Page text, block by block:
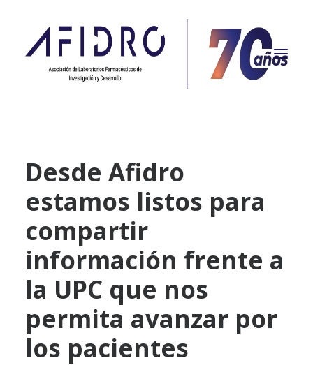
PROPÓSITO
PROYECTOS
ASOCIADOS
CONTACTO
CAMPAÑAS
Search
Desde Afidro
estamos listos para
compartir
información frente a
la UPC que nos
permita avanzar por
los pacientes